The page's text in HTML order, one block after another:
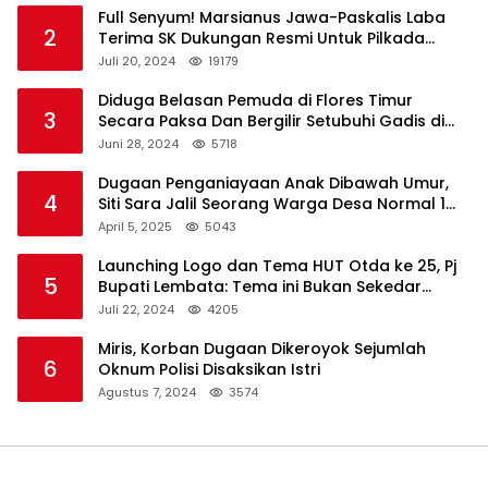
2
Full Senyum! Marsianus Jawa-Paskalis Laba
Terima SK Dukungan Resmi Untuk Pilkada
Lembata
Juli 20, 2024 19179
3
Diduga Belasan Pemuda di Flores Timur
Secara Paksa Dan Bergilir Setubuhi Gadis di
Bawah Umur
Juni 28, 2024 5718
4
Dugaan Penganiayaan Anak Dibawah Umur,
Siti Sara Jalil Seorang Warga Desa Normal 1
Melapor ke Polisi
April 5, 2025 5043
5
Launching Logo dan Tema HUT Otda ke 25, Pj
Bupati Lembata: Tema ini Bukan Sekedar
Refleksi Semalam
Juli 22, 2024 4205
6
Miris, Korban Dugaan Dikeroyok Sejumlah
Oknum Polisi Disaksikan Istri
Agustus 7, 2024 3574